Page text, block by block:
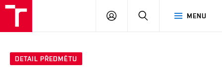
MENU
PŘIHLÁSIT
DETAIL PŘEDMĚTU